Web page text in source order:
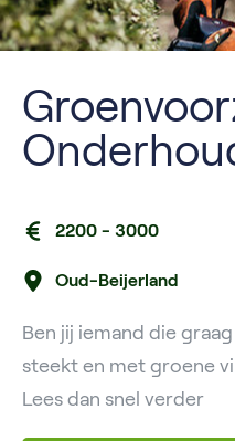
2200 - 3000
Oud-Beijerland
Ben jij iemand die
steekt en met groene
Lees dan snel verder